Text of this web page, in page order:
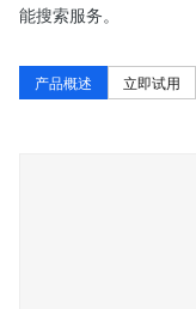
能搜索服务。
产品概述 立即试用